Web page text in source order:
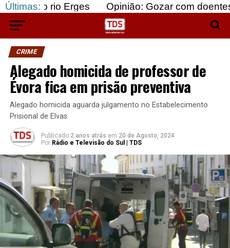
Últimas:
Erges Opinião: Gozar com doentes e bajular
CRIME
Alegado homicida de professor de
Évora fica em prisão preventiva
Alegado homicida aguarda julgamento no Estabelecimento
Prisional de Elvas
Publicado 2 anos atrás em 20 de Agosto, 2024
Por Rádio e Televisão do Sul | TDS